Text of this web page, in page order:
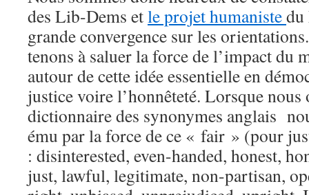
des Lib-Dems etle projet humanistedu
grande convergence sur les
tenons à saluer la force de l’impact du
autour de cette idée essentielle en
justice voire l’honnêteté. Lorsque
dictionnaire des synonymes anglais
ému par la force de ce « fair » (pour
: disinterested, even-handed, honest,
just, lawful, legitimate, non-partisan,